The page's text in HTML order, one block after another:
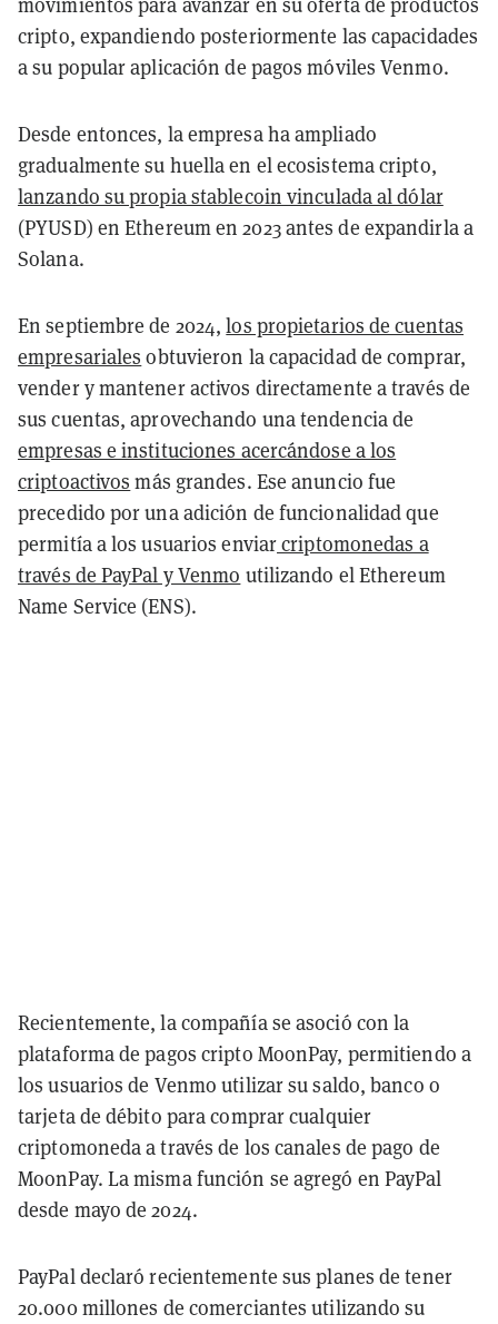
cripto, expandiendo posteriormente las capacidades
a su popular aplicación de pagos móviles Venmo.
Desde entonces, la empresa ha ampliado
gradualmente su huella en el ecosistema cripto,
lanzando su propia stablecoin vinculada al dólar
(PYUSD) en Ethereum en 2023 antes de expandirla a
Solana.
En septiembre de 2024,los propietarios de cuentas
empresariales obtuvieron la capacidad de comprar,
vender y mantener activos directamente a través de
sus cuentas, aprovechando una tendencia de
empresas e instituciones acercándose a los
criptoactivos más grandes. Ese anuncio fue
precedido por una adición de funcionalidad que
permitía a los usuarios enviarcriptomonedas a
través de PayPal y Venmo utilizando el Ethereum
Name Service (ENS).
Recientemente, la compañía se asoció con la
plataforma de pagos cripto MoonPay, permitiendo a
los usuarios de Venmo utilizar su saldo, banco o
tarjeta de débito para comprar cualquier
criptomoneda a través de los canales de pago de
MoonPay. La misma función se agregó en PayPal
desde mayo de 2024.
PayPal declaró recientemente sus planes de tener
20.000 millones de comerciantes utilizando su